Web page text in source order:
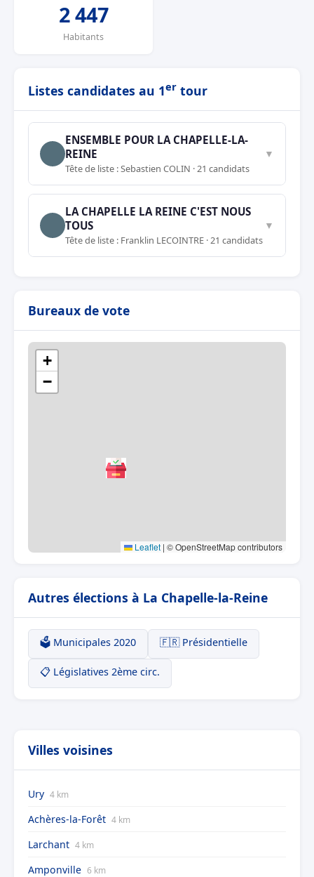
2 447
Habitants
Listes candidates au 1er tour
ENSEMBLE POUR LA CHAPELLE-LA-
REINE
Tête de liste : Sebastien COLIN · 21 candidats
▼
LA CHAPELLE LA REINE C'EST NOUS
TOUS
Tête de liste : Franklin LECOINTRE · 21 candidats
▼
Bureaux de vote
+
−
Leaflet | © OpenStreetMap contributors
Autres élections à La Chapelle-la-Reine
🗳️ Municipales 2020 🇫🇷 Présidentielle
📋 Législatives 2ème circ.
Villes voisines
Ury 4 km
Achères-la-Forêt 4 km
Larchant 4 km
Amponville 6 km